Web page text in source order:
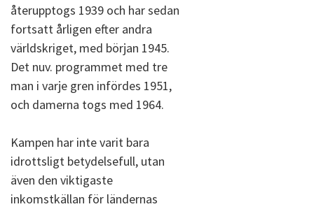
återupptogs 1939 och har sedan
fortsatt årligen efter andra
världskriget, med början 1945.
Det nuv. programmet med tre
man i varje gren infördes 1951,
och damerna togs med 1964.
Kampen har inte varit bara
idrottsligt betydelsefull, utan
även den viktigaste
inkomstkällan för ländernas